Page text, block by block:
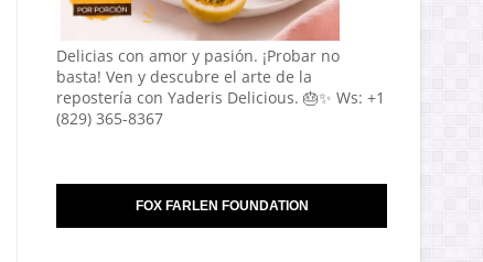
Delicias con amor y pasión. ¡Probar no
basta! Ven y descubre el arte de la
repostería con Yaderis Delicious. 🎂✨ Ws: +1
(829) 365-8367
FOX FARLEN FOUNDATION